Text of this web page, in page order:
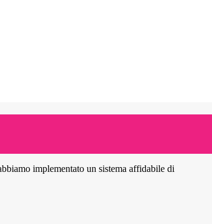
implementato un sistema affidabile di